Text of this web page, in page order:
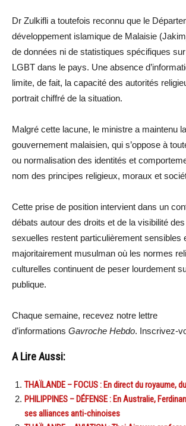
Dr Zulkifli a toutefois reconnu que le
développement islamique de Malaisie
de données ni de statistiques spécifiques
LGBT dans le pays. Une absence
limite, de fait, la capacité des autorités
portrait chiffré de la situation.
Malgré cette lacune, le ministre a maintenu
gouvernement malaisien, qui s’oppose à
ou normalisation des identités et
nom des principes religieux, moraux et
Cette prise de position intervient dans un
débats autour des droits et de la visibilité
sexuelles restent particulièrement sensibles
majoritairement musulman où les normes
culturelles continuent de peser lourdement
publique.
Chaque semaine, recevez notre lettre
d’informations Gavroche Hebdo. Inscrivez-
A Lire Aussi:
THAÏLANDE – FOCUS : En direct du royaume,
PHILIPPINES – DÉFENSE : En Australie,
ses alliances anti-chinoises